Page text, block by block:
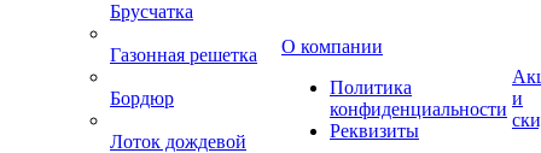
Брусчатка
Газонная решетка
Бордюр
Лоток дождевой
О компании
Политика
конфиденциальности
Реквизиты
и